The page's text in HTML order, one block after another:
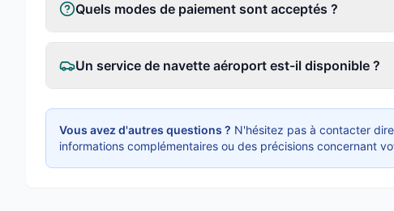
Quels modes de paiement sont acceptés ?
Un service de navette aéroport est-il disponible ?
Vous avez d'autres questions ? N'hésitez pas à contacter
informations complémentaires ou des précisions concernant